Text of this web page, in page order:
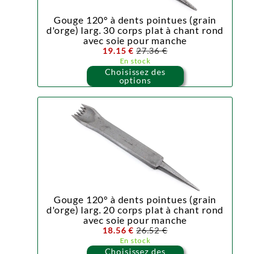
Gouge 120° à dents pointues (grain
d'orge) larg. 30 corps plat à chant rond
avec soie pour manche
19.15 € 27.36 €
En stock
Choisissez des
options
Gouge 120° à dents pointues (grain
d'orge) larg. 20 corps plat à chant rond
avec soie pour manche
18.56 € 26.52 €
En stock
Choisissez des